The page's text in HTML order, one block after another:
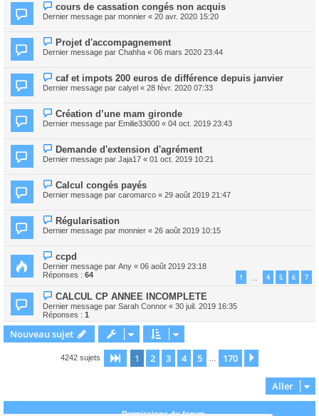
cours de cassation congés non acquis
Dernier message par monnier « 20 avr. 2020 15:20
Projet d'accompagnement
Dernier message par Chahha « 06 mars 2020 23:44
caf et impots 200 euros de différence depuis janvier
Dernier message par calyel « 28 févr. 2020 07:33
Création d’une mam gironde
Dernier message par Emilie33000 « 04 oct. 2019 23:43
Demande d'extension d'agrément
Dernier message par Jaja17 « 01 oct. 2019 10:21
Calcul congés payés
Dernier message par caromarco « 29 août 2019 21:47
Régularisation
Dernier message par monnier « 26 août 2019 10:15
ccpd
Dernier message par Any « 06 août 2019 23:18
Réponses : 64 1 4 5 6 7
CALCUL CP ANNEE INCOMPLETE
Dernier message par Sarah Connor « 30 juil. 2019 16:35
Réponses : 1
Nouveau sujet
4242 sujets Page 1sur170
1 2 3 4 5 … 170
Aller
Permissions du forum